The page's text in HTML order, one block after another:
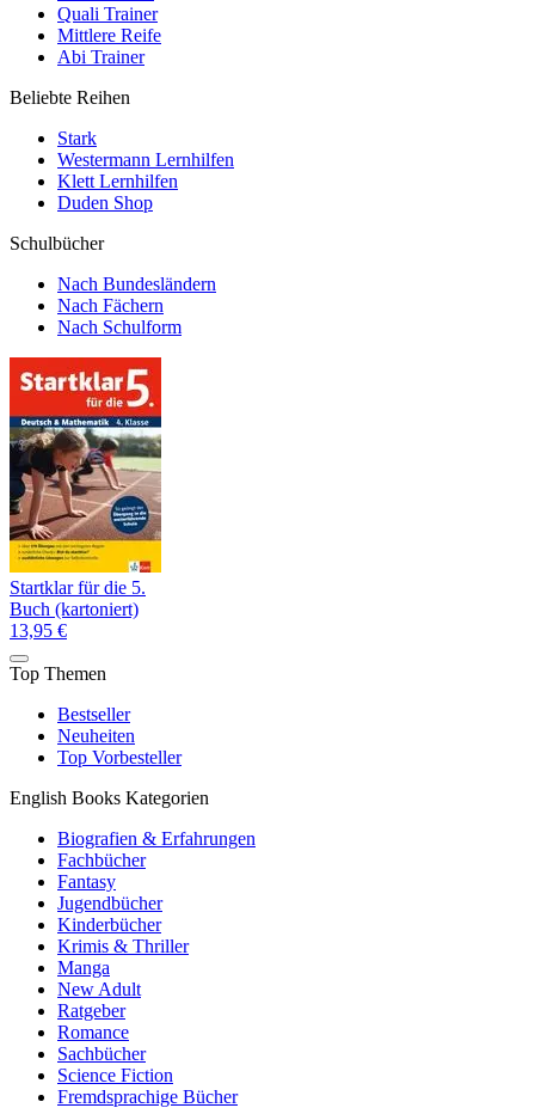
Quali Trainer
Mittlere Reife
Abi Trainer
Beliebte Reihen
Stark
Westermann Lernhilfen
Klett Lernhilfen
Duden Shop
Schulbücher
Nach Bundesländern
Nach Fächern
Nach Schulform
Startklar für die 5.
Buch (kartoniert)
13,95 €
Top Themen
Bestseller
Neuheiten
Top Vorbesteller
English Books Kategorien
Biografien & Erfahrungen
Fachbücher
Fantasy
Jugendbücher
Kinderbücher
Krimis & Thriller
Manga
New Adult
Ratgeber
Romance
Sachbücher
Science Fiction
Fremdsprachige Bücher